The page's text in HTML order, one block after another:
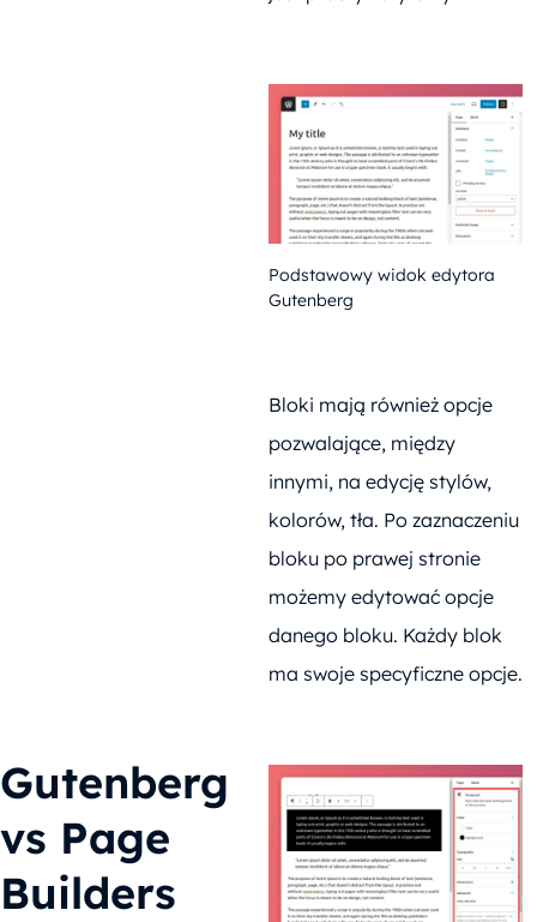
Gutenberg
vs Page
Builders
Podstawowy widok edytora
Gutenberg
Bloki mają również opcje
pozwalające, między
innymi, na edycję stylów,
kolorów, tła. Po zaznaczeniu
bloku po prawej stronie
możemy edytować opcje
danego bloku. Każdy blok
ma swoje specyficzne opcje.